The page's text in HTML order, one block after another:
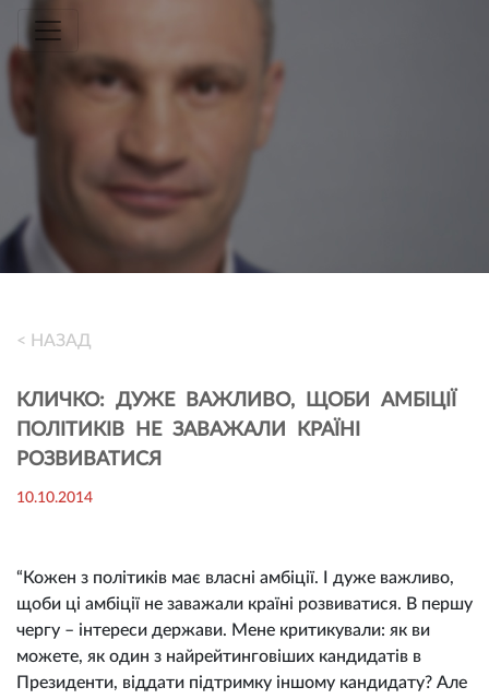
Toggle navigation
< НАЗАД
КЛИЧКО: ДУЖЕ ВАЖЛИВО, ЩОБИ АМБІЦІЇ
ПОЛІТИКІВ НЕ ЗАВАЖАЛИ КРАЇНІ
РОЗВИВАТИСЯ
10.10.2014
“Кожен з політиків має власні амбіції. І дуже важливо,
щоби ці амбіції не заважали країні розвиватися. В першу
чергу – інтереси держави. Мене критикували: як ви
можете, як один з найрейтинговіших кандидатів в
Президенти, віддати підтримку іншому кандидату? Але